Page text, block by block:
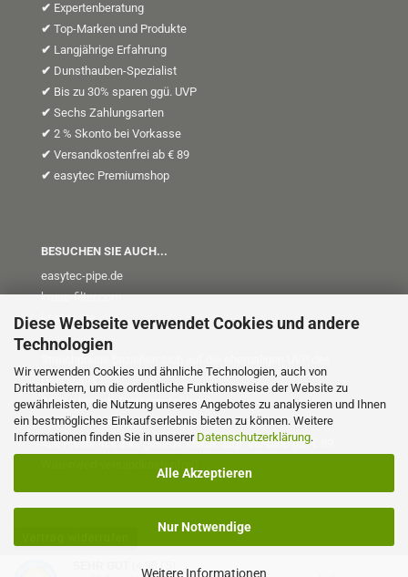
Diese Webseite verwendet Cookies und andere
Technologien
Wir verwenden Cookies und ähnliche Technologien, auch von
Drittanbietern, um die ordentliche Funktionsweise der Website zu
gewährleisten, die Nutzung unseres Angebotes zu analysieren und Ihnen
ein bestmögliches Einkaufserlebnis bieten zu können. Weitere
Informationen finden Sie in unserer Datenschutzerklärung.
Alle Akzeptieren
Nur Notwendige
Weitere Informationen
✔ Expertenberatung
✔ Top-Marken und Produkte
✔ Langjährige Erfahrung
✔ Dunsthauben-Spezialist
✔ Bis zu 30% sparen ggü. UVP
✔ Sechs Zahlungsarten
✔ 2 % Skonto bei Vorkasse
✔ Versandkostenfrei ab € 89
✔ easytec Premiumshop
BESUCHEN SIE AUCH...
easytec-pipe.de
kruse-filter.com
kt-plus .de
Herstellers
(UVP = Unverb. Preisempfehlung)
Alle Preise in € inkl. gesetzl. MwSt. zzgl. Versand (ab € 89
Warenwert versandkostenfrei)
(4.98 / 5)